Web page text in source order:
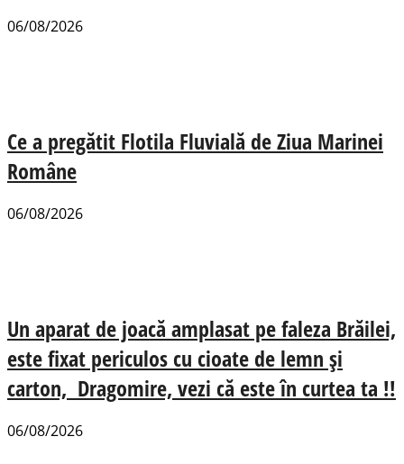
06/08/2026
Ce a pregătit Flotila Fluvială de Ziua Marinei
Române
06/08/2026
Un aparat de joacă amplasat pe faleza Brăilei,
este fixat periculos cu cioate de lemn și
carton, Dragomire, vezi că este în curtea ta !!
06/08/2026